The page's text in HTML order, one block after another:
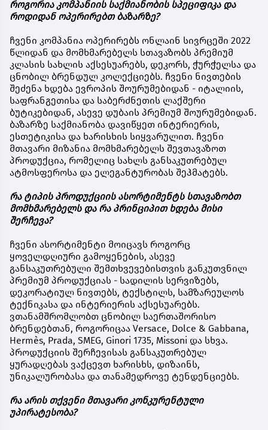
როგორია კომპანიის საქმიანობის სპეციფიკა და
როდიდან ოპერირებთ ბაზარზე?
ჩვენი კომპანია ოპერირებს ონლაინ სივრცეში 2022
წლიდან და მომხმარებელს სთავაზობს პრემიუმ
კლასის სახლის აქსესუარებს, დეკორს, ჭურჭელსა და
ცნობილ ბრენდულ კოლექციებს. ჩვენი ნივთების
შეძენა ხდება ევროპის შოურუმებიდან - იტალიის,
საფრანგეთისა და საბერძნეთის ლაქშერი
ბუტიკებიდან, ასევე დუბაის პრემიუმ შოურუმებიდან.
ბაზარზე საქმიანობა დავიწყეთ ინტერიერის,
ესთეტიკისა და ხარისხის სიყვარულით. ჩვენი
მთავარი მიზანია მომხმარებელს შევთავაზოთ
პროდუქცია, რომელიც სახლს განსაკუთრებულ
ატმოსფეროსა და ელეგანტურობას შეჰმატებს.
რა ტიპის პროდუქციის ასორტიმენტს სთავაზობთ
მომხმარებელს და რა პრინციპით ხდება მისი
შერჩევა?
ჩვენი ასორტიმენტი მოიცავს როგორც
ყოველდღიური გამოყენების, ასევე
განსაკუთრებული შემთხვევებისთვის განკუთვნილ
პრემიუმ პროდუქციას - სადილის სერვიზებს,
დეკორატიულ ნივთებს, ტექსტილს, სამზარეულოს
ტექნიკასა და ინტერიერის აქსესუარებს.
ვთანამშრომლობთ ცნობილ საერთაშორისო
ბრენდებთან, როგორიცაა Versace, Dolce & Gabbana,
Hermès, Prada, SMEG, Ginori 1735, Missoni და სხვა.
პროდუქციის შერჩევისას განსაკუთრებულ
ყურადღებას ვაქცევთ ხარისხს, დიზაინს,
უნიკალურობასა და თანამედროვე ტენდენციებს.
რა არის თქვენი მთავარი კონკურენტული
უპირატესობა?